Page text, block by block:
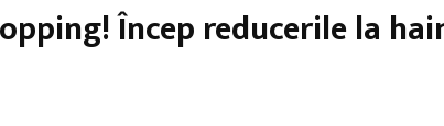
Încep reducerile la